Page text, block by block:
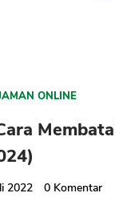
ONLINE
2022 0 Komentar